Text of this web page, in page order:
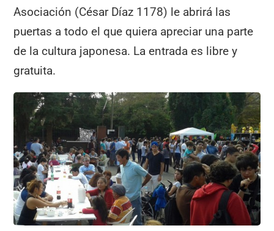
Asociación (César Díaz 1178) le abrirá las
puertas a todo el que quiera apreciar una parte
de la cultura japonesa. La entrada es libre y
gratuita.